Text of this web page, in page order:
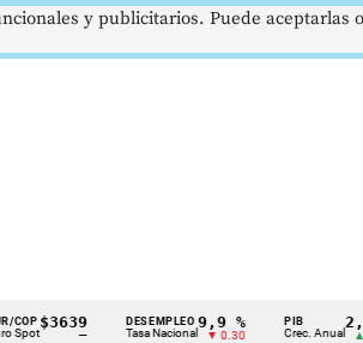
—
DESEMPLEO
Tasa Nacional
9,9 %
▼ 0.30
PIB
Crec. Anual
2,8 %
▲ 0.10
y publicitarios. Puede aceptarlas